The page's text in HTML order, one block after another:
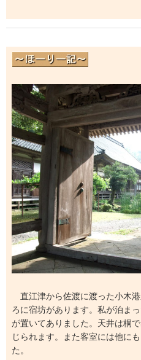
直江津から佐渡に渡った小木
ろに宿坊があります。私が泊ま
が置いてありました。天井は桐
じられます。また客室には他に
た。